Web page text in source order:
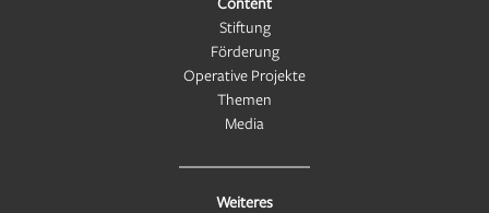
Stiftung
Förderung
Operative Projekte
Themen
Media
Weiteres